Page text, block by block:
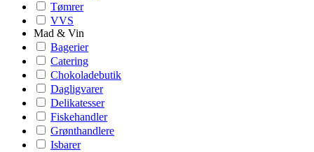
Tømrer
VVS
Mad & Vin
Bagerier
Catering
Chokoladebutik
Dagligvarer
Delikatesser
Fiskehandler
Grønthandlere
Isbarer